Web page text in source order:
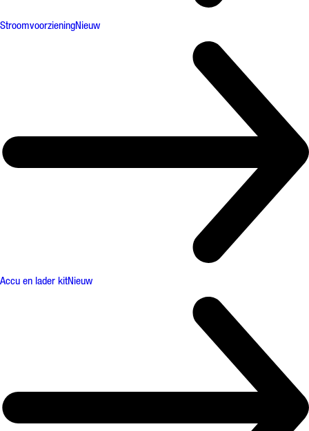
StroomvoorzieningNieuw
Accu en lader kitNieuw